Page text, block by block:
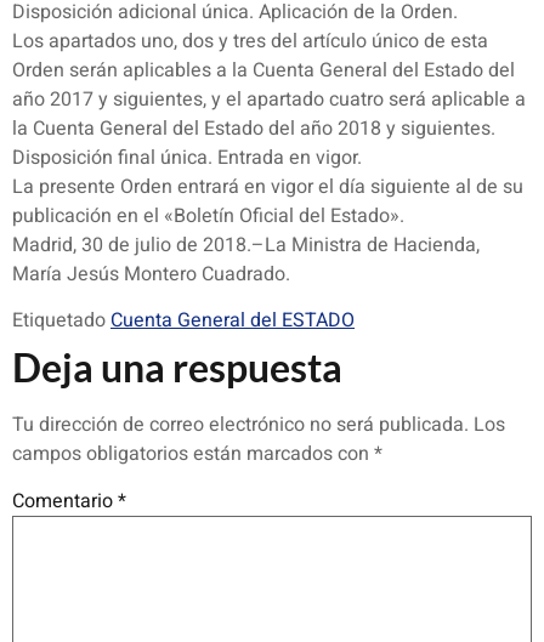
Disposición adicional única. Aplicación de la Orden.
Los apartados uno, dos y tres del artículo único de esta
Orden serán aplicables a la Cuenta General del Estado del
año 2017 y siguientes, y el apartado cuatro será aplicable a
la Cuenta General del Estado del año 2018 y siguientes.
Disposición final única. Entrada en vigor.
La presente Orden entrará en vigor el día siguiente al de su
publicación en el «Boletín Oficial del Estado».
Madrid, 30 de julio de 2018.–La Ministra de Hacienda,
María Jesús Montero Cuadrado.
EtiquetadoCuenta General del ESTADO
Deja una respuesta
Tu dirección de correo electrónico no será publicada. Los
campos obligatorios están marcados con *
Comentario*